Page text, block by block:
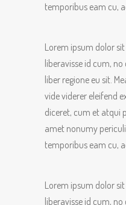
temporibus eam cu,
Lorem ipsum dolor
liberavisse id cum,
liber regione eu sit.
vide viderer eleifend
diceret, cum et atqui
amet nonumy
temporibus eam cu,
Lorem ipsum dolor
liberavisse id cum,